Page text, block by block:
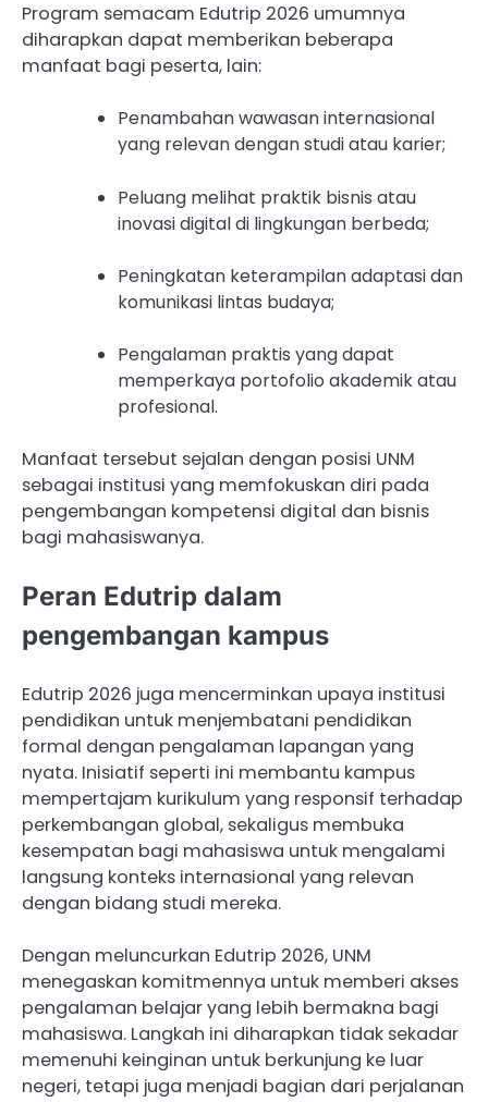
Program semacam Edutrip 2026 umumnya
diharapkan dapat memberikan beberapa
manfaat bagi peserta, lain:
Penambahan wawasan internasional
yang relevan dengan studi atau karier;
Peluang melihat praktik bisnis atau
inovasi digital di lingkungan berbeda;
Peningkatan keterampilan adaptasi dan
komunikasi lintas budaya;
Pengalaman praktis yang dapat
memperkaya portofolio akademik atau
profesional.
Manfaat tersebut sejalan dengan posisi UNM
sebagai institusi yang memfokuskan diri pada
pengembangan kompetensi digital dan bisnis
bagi mahasiswanya.
Peran Edutrip dalam
pengembangan kampus
Edutrip 2026 juga mencerminkan upaya institusi
pendidikan untuk menjembatani pendidikan
formal dengan pengalaman lapangan yang
nyata. Inisiatif seperti ini membantu kampus
mempertajam kurikulum yang responsif terhadap
perkembangan global, sekaligus membuka
kesempatan bagi mahasiswa untuk mengalami
langsung konteks internasional yang relevan
dengan bidang studi mereka.
Dengan meluncurkan Edutrip 2026, UNM
menegaskan komitmennya untuk memberi akses
pengalaman belajar yang lebih bermakna bagi
mahasiswa. Langkah ini diharapkan tidak sekadar
memenuhi keinginan untuk berkunjung ke luar
negeri, tetapi juga menjadi bagian dari perjalanan